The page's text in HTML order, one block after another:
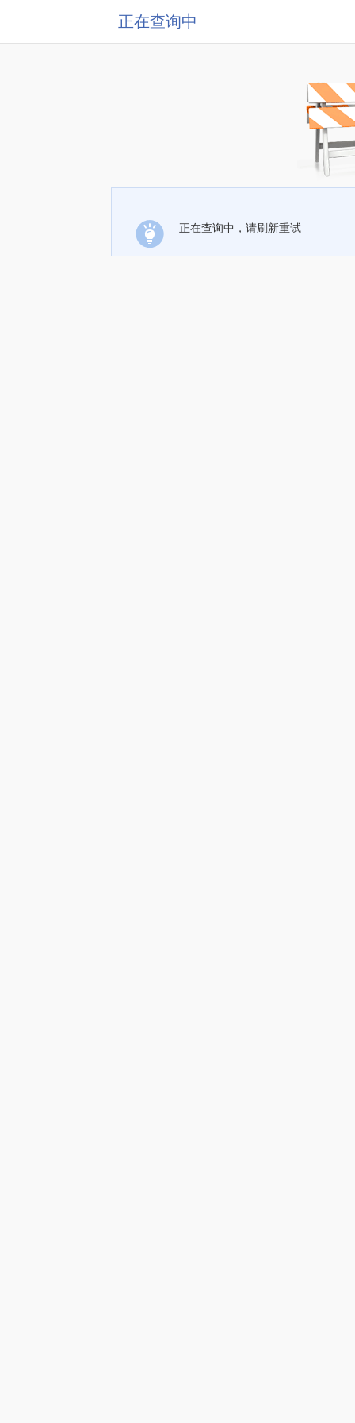
正在查询中
正在查询中，请刷新重试